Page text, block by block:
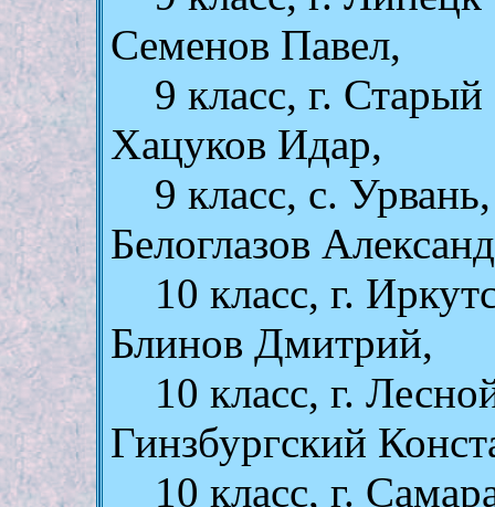
Семенов Павел,
9 клаcc, г.
Хацуков Идар,
9 клаcc, с.
Белоглазов
10 класс, г.
Блинов Дмитрий,
10 класс, г.
Гинзбургский
10 класс, г.